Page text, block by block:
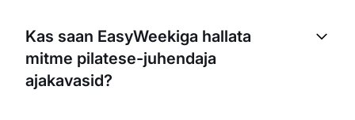
Kas saan EasyWeekiga hallata
mitme pilatese-juhendaja
ajakavasid?